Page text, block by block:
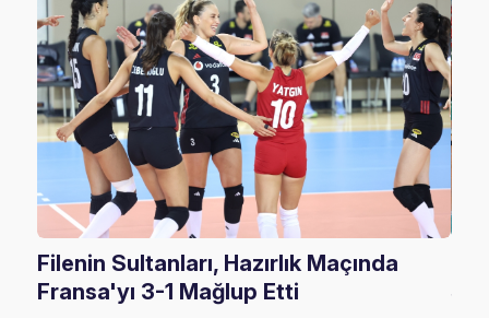
Filenin Sultanları, Hazırlık Maçında
Fransa'yı 3-1 Mağlup Etti